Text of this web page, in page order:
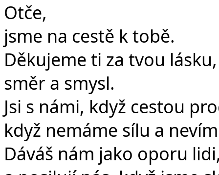
Otče,
jsme na cestě k tobě.
Děkujeme ti za tvou
směr a smysl.
Jsi s námi, když cestou
když nemáme sílu a
Dáváš nám jako oporu